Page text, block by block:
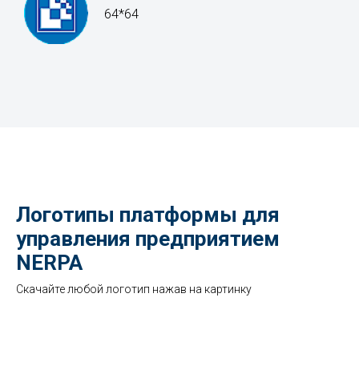
64*64
Логотипы платформы для
управления предприятием
NERPA
Скачайте любой логотип нажав на картинку